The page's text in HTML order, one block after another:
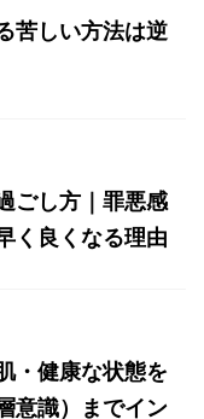
苦しい方法は逆
ごし方｜罪悪感
く良くなる理由
・健康な状態を
意識）までイン